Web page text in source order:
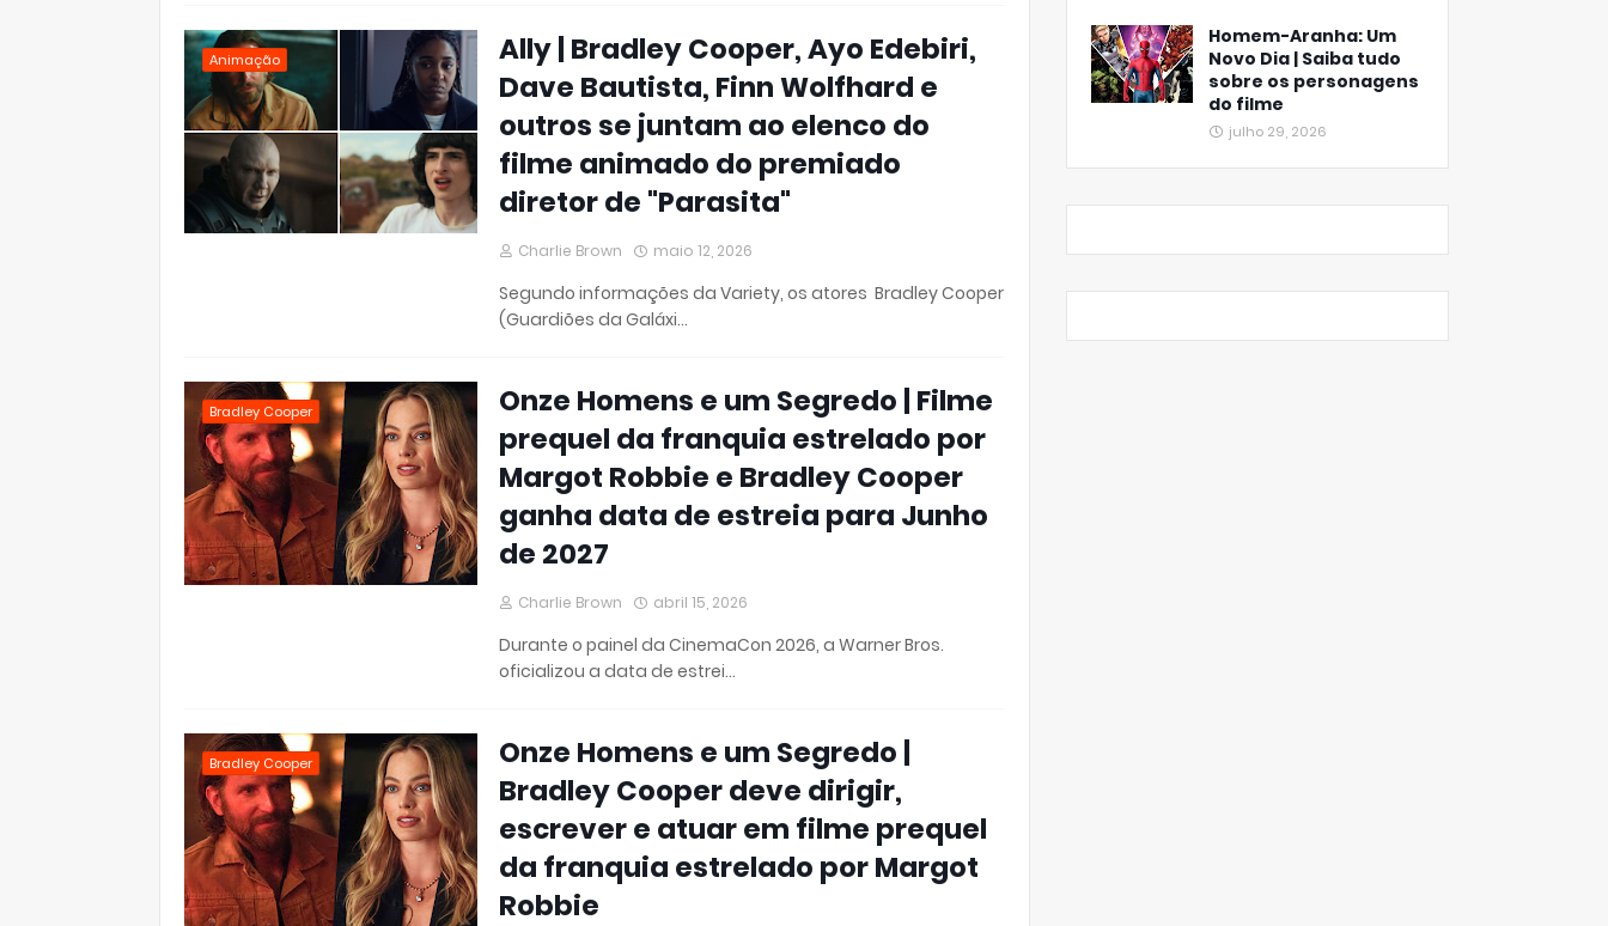
Animação
Ally | Bradley Cooper, Ayo Edebiri,
Dave Bautista, Finn Wolfhard e
outros se juntam ao elenco do
filme animado do premiado
diretor de "Parasita"
Charlie Brown maio 12, 2026
Segundo informações da Variety, os atores Bradley Cooper
(Guardiões da Galáxi…
Bradley Cooper
Onze Homens e um Segredo | Filme
prequel da franquia estrelado por
Margot Robbie e Bradley Cooper
ganha data de estreia para Junho
de 2027
Charlie Brown abril 15, 2026
Durante o painel da CinemaCon 2026, a Warner Bros.
oficializou a data de estrei…
Bradley Cooper
Onze Homens e um Segredo |
Bradley Cooper deve dirigir,
escrever e atuar em filme prequel
da franquia estrelado por Margot
Robbie
Homem-Aranha: Um
Novo Dia | Saiba tudo
sobre os personagens
do filme
julho 29, 2026